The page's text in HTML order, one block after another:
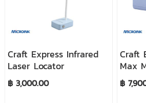
Craft Express Infrared
Laser Locator
฿ 3,000.00
Craft
Max
฿